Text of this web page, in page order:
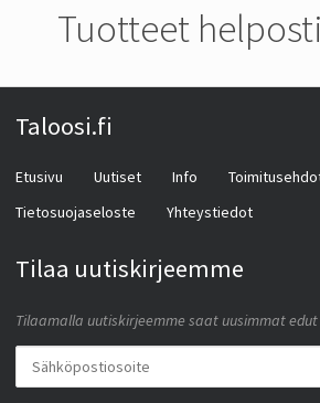
Tuotteet
Taloosi.fi
Etusivu Uutiset Info
Tietosuojaseloste
Yhteystiedot
Tilaa uutiskirjeemme
Tilaamalla uutiskirjeemme saat uusimmat